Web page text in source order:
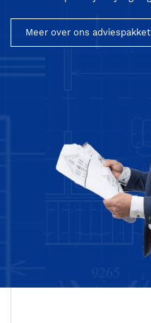
Meer over ons adviespakket